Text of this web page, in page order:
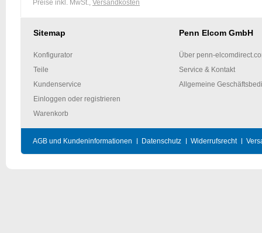
Preise inkl. MwSt., Versandkosten
Sitemap
Konfigurator
Teile
Kundenservice
Einloggen oder registrieren
Warenkorb
Penn Elcom GmbH
Über penn-
Service & Kontakt
Allgemeine
AGB und Kundeninformationen Datenschutz Widerrufsrecht